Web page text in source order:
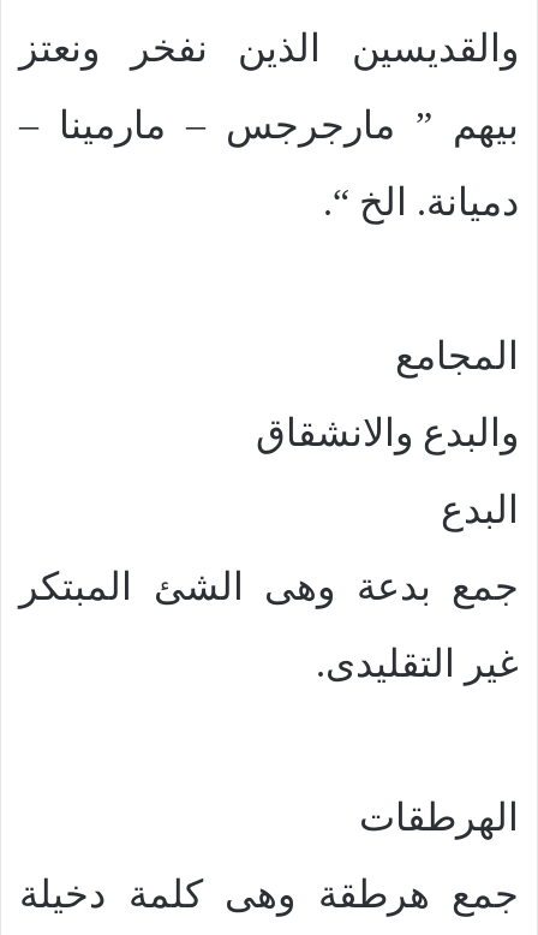
والقديسين الذين نفخر ونعتز
بيهم ” مارجرجس – مارمينا –
دميانة. الخ “.
المجامع
والبدع والانشقاق
البدع
جمع بدعة وهى الشئ المبتكر
غير التقليدى.
الهرطقات
جمع هرطقة وهى كلمة دخيلة